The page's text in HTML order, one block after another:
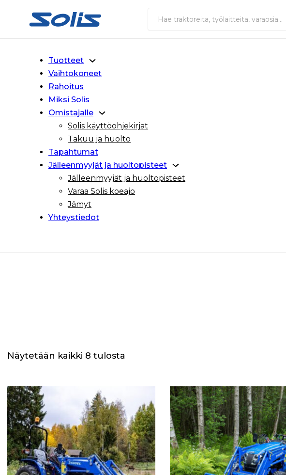
Siirry pääsisältöön
Siirry alatunnisteeseen
Haku
Tuotteet
Vaihtokoneet
Rahoitus
Miksi Solis
Omistajalle
Solis käyttöohjekirjat
Takuu ja huolto
Tapahtumat
Jälleenmyyjät ja huoltopisteet
Jälleenmyyjät ja huoltopisteet
Varaa Solis koeajo
Jämyt
Yhteystiedot
Näytetään kaikki 8 tulosta